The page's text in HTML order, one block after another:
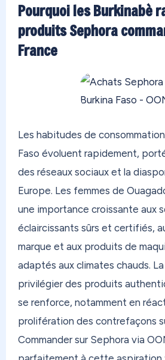
Pourquoi les Burkinabè
produits Sephora
France
Les habitudes de
Faso évoluent rapidement,
des réseaux sociaux et la
Europe. Les femmes de
une importance croissante aux
éclaircissants sûrs et certifiés,
marque et aux produits de
adaptés aux climates chauds.
privilégier des produits
se renforce, notamment en
prolifération des contrefaçons
Commander sur Sephora via